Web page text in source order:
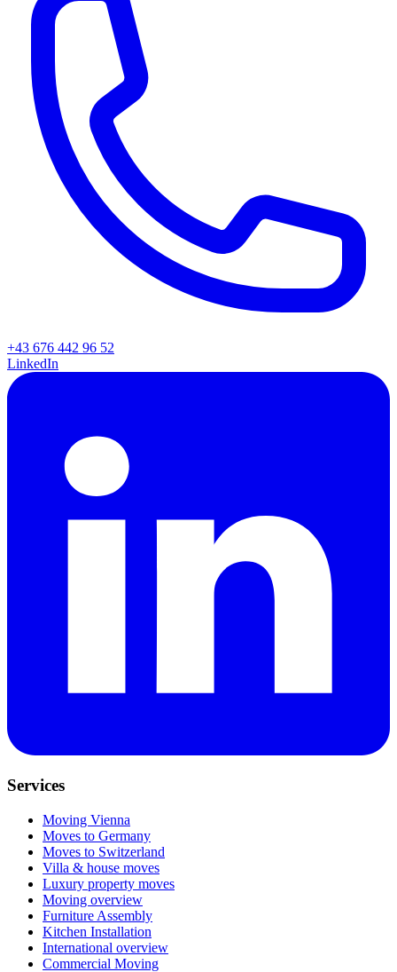
+43 676 442 96 52
LinkedIn
Services
Moving Vienna
Moves to Germany
Moves to Switzerland
Villa & house moves
Luxury property moves
Moving overview
Furniture Assembly
Kitchen Installation
International overview
Commercial Moving